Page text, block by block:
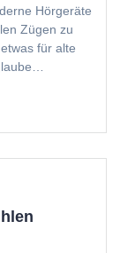
Hörgeräte
Zügen zu
für alte